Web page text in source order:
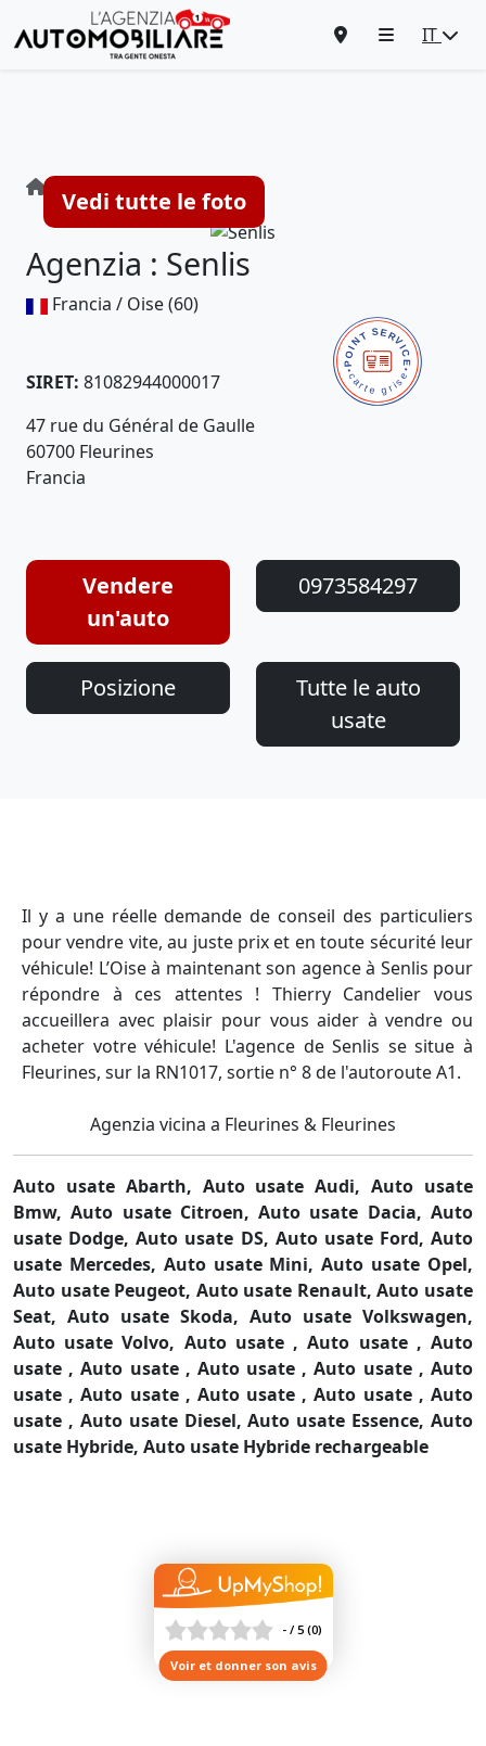
IT
Vedi tutte le foto
Agenzia : Senlis
Francia / Oise (60)
SIRET: 81082944000017
47 rue du Général de Gaulle
60700 Fleurines
Francia
Vendere
un'auto
0973584297
Posizione
Tutte le auto
usate
Il y a une réelle demande de conseil des particuliers
pour vendre vite, au juste prix et en toute sécurité leur
véhicule! L’Oise à maintenant son agence à Senlis pour
répondre à ces attentes ! Thierry Candelier vous
accueillera avec plaisir pour vous aider à vendre ou
acheter votre véhicule! L'agence de Senlis se situe à
Fleurines, sur la RN1017, sortie n° 8 de l'autoroute A1.
Agenzia vicina a Fleurines & Fleurines
Auto usate Abarth, Auto usate Audi,Auto usate
Bmw,Auto usate Citroen,Auto usate Dacia,Auto
usate Dodge,Auto usate DS, Auto usate Ford, Auto
usate Mercedes, Auto usate Mini,Auto usate Opel,
Auto usate Peugeot, Auto usate Renault,Auto usate
Seat, Auto usate Skoda, Auto usate Volkswagen,
Auto usate Volvo, Auto usate ,Auto usate ,Auto
usate ,Auto usate , Auto usate ,Auto usate ,Auto
usate ,Auto usate , Auto usate ,Auto usate ,Auto
usate , Auto usate Diesel,Auto usate Essence, Auto
usate Hybride, Auto usate Hybride rechargeable
- / 5(0)
Voir et donner son avis